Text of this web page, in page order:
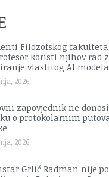
Filozofskog
koristi njihov rad
vlastitog AI modela
2026
zapovjednik ne donosi
o protokolarnim
2026
Grlić Radman nije